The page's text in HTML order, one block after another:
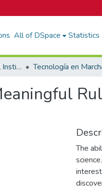
All of DSpace Statistics
Portal de Revistas del Instituto Tecnológico de Costa Rica Tecnología en
The